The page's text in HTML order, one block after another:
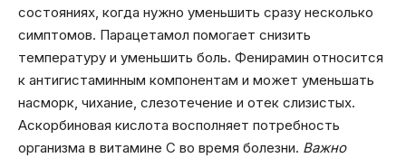
состояниях, когда нужно уменьшить сразу несколько
симптомов. Парацетамол помогает снизить
температуру и уменьшить боль. Фенирамин относится
к антигистаминным компонентам и может уменьшать
насморк, чихание, слезотечение и отек слизистых.
Аскорбиновая кислота восполняет потребность
организма в витамине C во время болезни. Важно